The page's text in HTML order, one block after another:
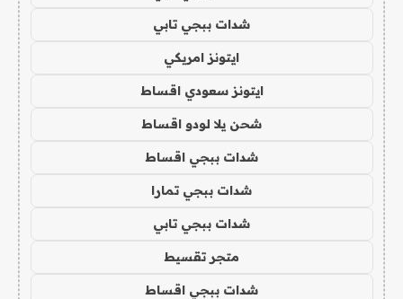
شدات ببجي تابي
ايتونز امريكي
ايتونز سعودي اقساط
شحن يلا لودو اقساط
شدات ببجي اقساط
شدات ببجي تمارا
شدات ببجي تابي
متجر تقسيط
شدات ببجي اقساط